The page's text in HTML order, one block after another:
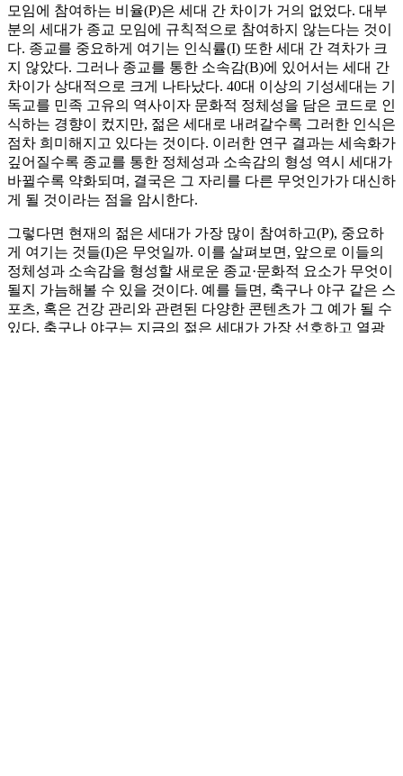
모임에 참여하는 비율(P)은 세대 간 차이가 거의 없었다. 대부
분의 세대가 종교 모임에 규칙적으로 참여하지 않는다는 것이
다. 종교를 중요하게 여기는 인식률(I) 또한 세대 간 격차가 크
지 않았다. 그러나 종교를 통한 소속감(B)에 있어서는 세대 간
차이가 상대적으로 크게 나타났다. 40대 이상의 기성세대는 기
독교를 민족 고유의 역사이자 문화적 정체성을 담은 코드로 인
식하는 경향이 컸지만, 젊은 세대로 내려갈수록 그러한 인식은
점차 희미해지고 있다는 것이다. 이러한 연구 결과는 세속화가
깊어질수록 종교를 통한 정체성과 소속감의 형성 역시 세대가
바뀔수록 약화되며, 결국은 그 자리를 다른 무엇인가가 대신하
게 될 것이라는 점을 암시한다.
그렇다면 현재의 젊은 세대가 가장 많이 참여하고(P), 중요하
게 여기는 것들(I)은 무엇일까. 이를 살펴보면, 앞으로 이들의
정체성과 소속감을 형성할 새로운 종교·문화적 요소가 무엇이
될지 가늠해볼 수 있을 것이다. 예를 들면, 축구나 야구 같은 스
포츠, 혹은 건강 관리와 관련된 다양한 콘텐츠가 그 예가 될 수
있다. 축구나 야구는 지금의 젊은 세대가 가장 선호하고 열광